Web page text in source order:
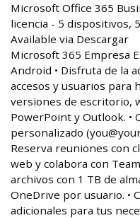
Microsoft Office 365
licencia - 5 dispositivos,
Available via Descargar
Microsoft 365 Empresa
Android • Disfruta de la
accesos y usuarios para
versiones de escritorio,
PowerPoint y Outlook.
personalizado
Reserva reuniones con
web y colabora con
archivos con 1 TB de
OneDrive por usuario. •
adicionales para tus